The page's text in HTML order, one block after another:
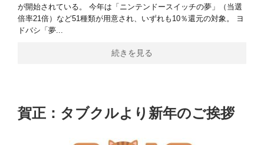
が開始されている。 今年は「ニンテンドースイッチの夢」（当選
倍率21倍）など51種類が用意され、いずれも10％還元の対象。 ヨ
ドバシ「夢...
続きを見る
賀正：タブクルより新年のご挨拶